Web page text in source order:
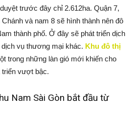
trước đây chỉ 2.612ha. Quận 7,
và nam 8 sẽ hình thành nên đô
thành phố. Ở đây sẽ phát triển dịch
vụ thương mại khác. Khu đô thị
trong những làn gió mới khiến cho
triển vượt bậc.
Nam Sài Gòn bắt đầu từ